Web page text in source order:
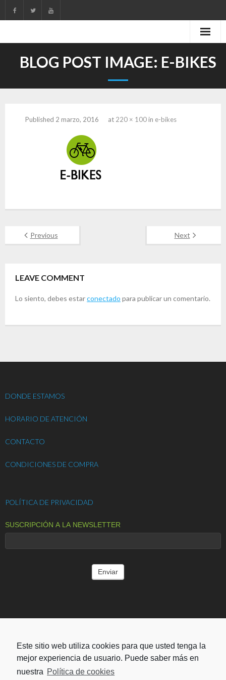
Este sitio web utiliza cookies para que usted tenga la
mejor experiencia de usuario. Puede saber más en
nuestra Política de cookies
to
BLOG POST IMAGE: E-BIKES
Published 2 marzo, 2016 at 220 × 100in e-bikes
Previous Next
LEAVE COMMENT
Lo siento, debes estarconectado para publicar un comentario.
DONDE ESTAMOS
HORARIO DE ATENCIÓN
CONTACTO
CONDICIONES DE COMPRA
POLÍTICA DE PRIVACIDAD
SUSCRIPCIÓN A LA NEWSLETTER